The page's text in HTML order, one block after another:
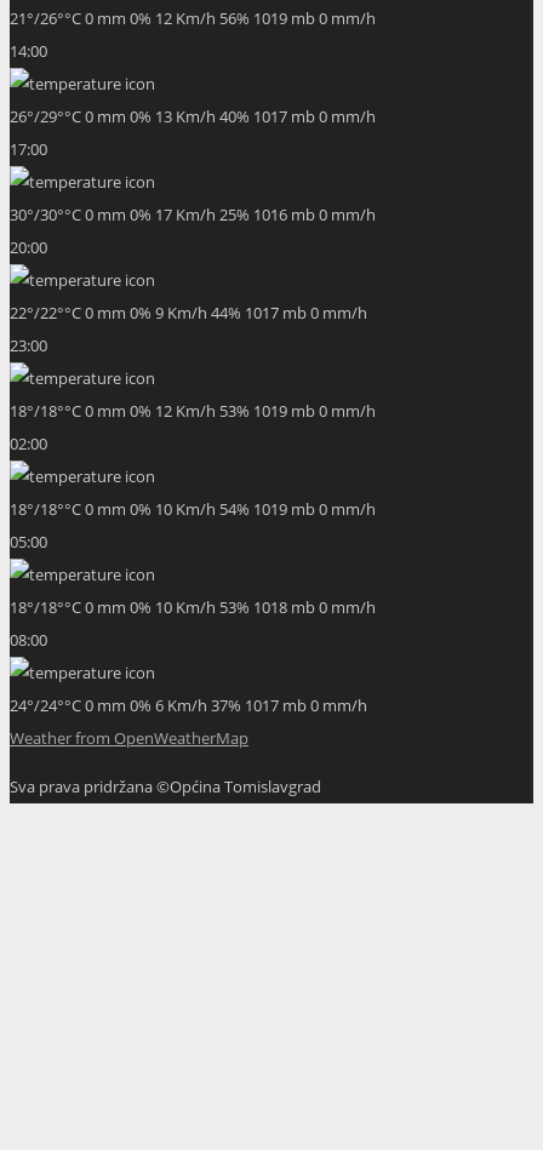
21°/26°°C0 mm 0% 12 Km/h 56% 1019 mb0 mm/h
14:00
26°/29°°C0 mm 0% 13 Km/h 40% 1017 mb0 mm/h
17:00
30°/30°°C0 mm 0% 17 Km/h 25% 1016 mb0 mm/h
20:00
22°/22°°C0 mm 0% 9 Km/h 44% 1017 mb0 mm/h
23:00
18°/18°°C0 mm 0% 12 Km/h 53% 1019 mb0 mm/h
02:00
18°/18°°C0 mm 0% 10 Km/h 54% 1019 mb0 mm/h
05:00
18°/18°°C0 mm 0% 10 Km/h 53% 1018 mb0 mm/h
08:00
24°/24°°C0 mm 0% 6 Km/h 37% 1017 mb0 mm/h
Weather from OpenWeatherMap
Sva prava pridržana ©Općina Tomislavgrad